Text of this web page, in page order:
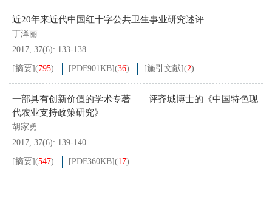
近20年来近代中国红十字公共卫生事业研究述评
丁泽丽
2017, 37(6): 133-138.
[摘要](795) [PDF901KB](36) [施引文献](2)
一部具有创新价值的学术专著——评齐城博士的《中国特色现
代农业支持政策研究》
胡家勇
2017, 37(6): 139-140.
[摘要](547) [PDF360KB](17)